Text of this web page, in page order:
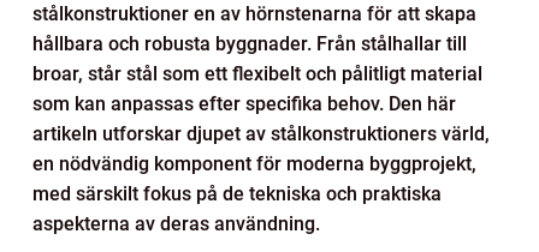
stålkonstruktioner en av hörnstenarna för att skapa
hållbara och robusta byggnader. Från stålhallar till
broar, står stål som ett flexibelt och pålitligt material
som kan anpassas efter specifika behov. Den här
artikeln utforskar djupet av stålkonstruktioners värld,
en nödvändig komponent för moderna byggprojekt,
med särskilt fokus på de tekniska och praktiska
aspekterna av deras användning.